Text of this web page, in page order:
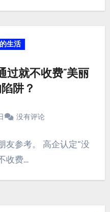
生活
过就不收费”美丽
阱？
没有评论
友参考。 高企认定“没
收费…